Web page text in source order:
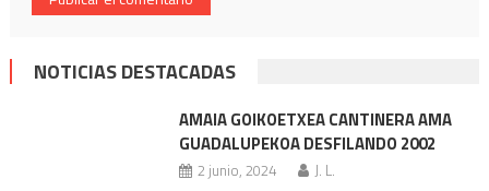
NOTICIAS DESTACADAS
AMAIA GOIKOETXEA CANTINERA AMA
GUADALUPEKOA DESFILANDO 2002
2 junio, 2024 J. L.